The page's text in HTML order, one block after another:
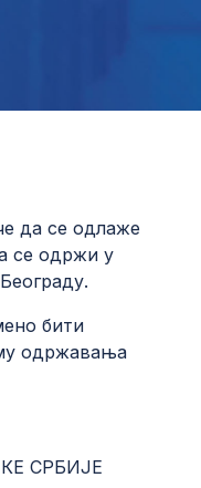
да се одлаже
се одржи у
бити
одржавања
СРБИЈЕ